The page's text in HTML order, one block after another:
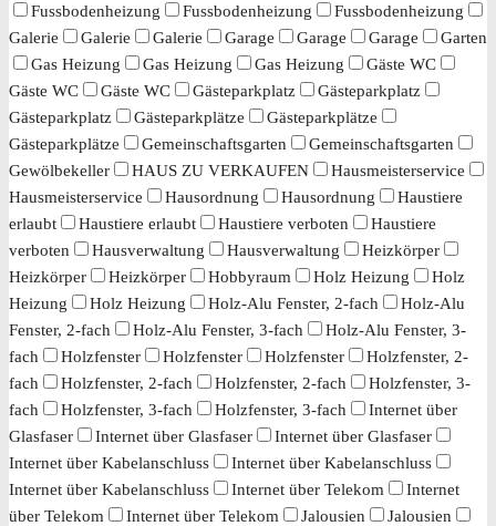
Fussbodenheizung
Fussbodenheizung
Fussbodenheizung
Galerie
Galerie Galerie Garage Garage Garage
Garten
Gas Heizung
Gas Heizung Gas Heizung
Gäste WC
Gäste WC
Gäste WC Gästeparkplatz
Gästeparkplatz
Gästeparkplatz
Gästeparkplätze
Gästeparkplätze
Gästeparkplätze
Gemeinschaftsgarten
Gemeinschaftsgarten
Gewölbekeller
HAUS ZU VERKAUFEN
Hausmeisterservice
Hausmeisterservice
Hausordnung Hausordnung
Haustiere
erlaubt
Haustiere erlaubt Haustiere verboten
Haustiere
verboten
Hausverwaltung Hausverwaltung
Heizkörper
Heizkörper
Heizkörper Hobbyraum Holz Heizung
Holz
Heizung
Holz Heizung Holz-Alu Fenster, 2-fach
Holz-Alu
Fenster, 2-fach
Holz-Alu Fenster, 3-fach
Holz-Alu Fenster, 3-
fach
Holzfenster Holzfenster Holzfenster
Holzfenster, 2-
fach
Holzfenster, 2-fach Holzfenster, 2-fach
Holzfenster, 3-
fach
Holzfenster, 3-fach Holzfenster, 3-fach
Internet über
Glasfaser
Internet über Glasfaser
Internet über Glasfaser
Internet über Kabelanschluss
Internet über Kabelanschluss
Internet über Kabelanschluss
Internet über Telekom
Internet
über Telekom
Internet über Telekom Jalousien
Jalousien